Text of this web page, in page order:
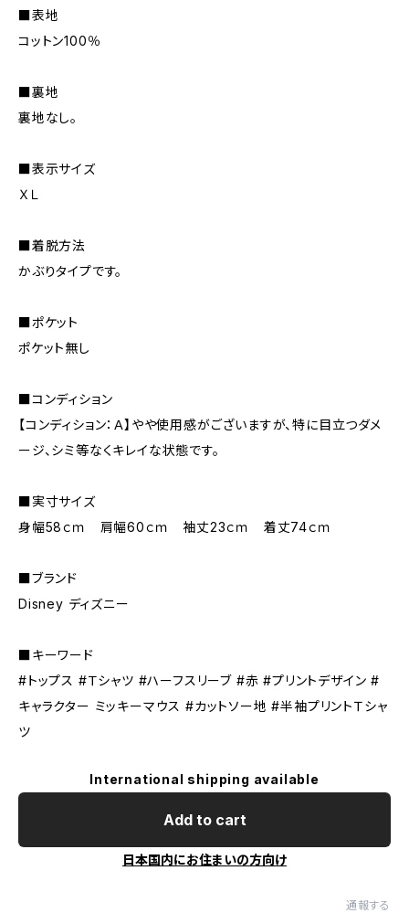
■表地
コットン100％
■裏地
裏地なし。
■表示サイズ
ＸＬ
■着脱方法
かぶりタイプです。
■ポケット
ポケット無し
■コンディション
【コンディション：Ａ】やや使用感がございますが、特に目立つダメ
ージ、シミ等なくキレイな状態です。
■実寸サイズ
身幅58ｃｍ 肩幅60ｃｍ 袖丈23ｃｍ 着丈74ｃｍ
■ブランド
Disney ディズニー
■キーワード
#トップス #Ｔシャツ #ハーフスリーブ #赤 #プリントデザイン #
キャラクター ミッキーマウス #カットソー地 #半袖プリントＴシャ
ツ
International shipping available
Add to cart
日本国内にお住まいの方向け
通報する